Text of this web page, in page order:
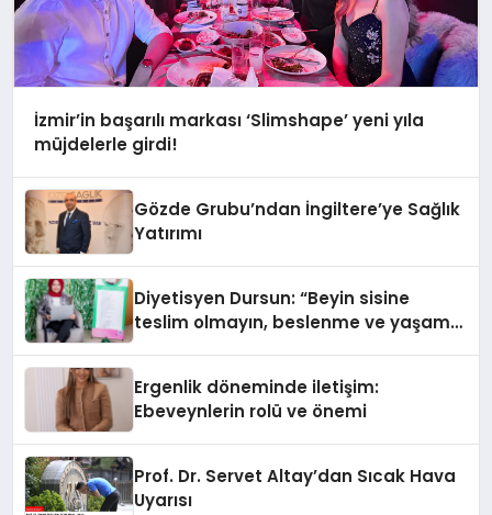
İzmir’in başarılı markası ‘Slimshape’ yeni yıla
müjdelerle girdi!
Gözde Grubu’ndan İngiltere’ye Sağlık
Yatırımı
Diyetisyen Dursun: “Beyin sisine
teslim olmayın, beslenme ve yaşam
Ergenlik döneminde iletişim:
Ebeveynlerin rolü ve önemi
Prof. Dr. Servet Altay’dan Sıcak Hava
Uyarısı